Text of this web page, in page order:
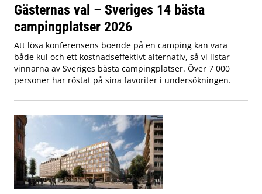
Gästernas val – Sveriges 14 bästa
campingplatser 2026
Att lösa konferensens boende på en camping kan vara
både kul och ett kostnadseffektivt alternativ, så vi listar
vinnarna av Sveriges bästa campingplatser. Över 7 000
personer har röstat på sina favoriter i undersökningen.